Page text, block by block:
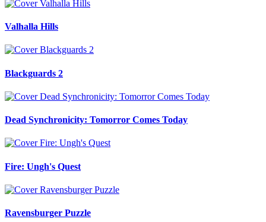
Valhalla Hills
Blackguards 2
Dead Synchronicity: Tomorror Comes Today
Fire: Ungh's Quest
Ravensburger Puzzle